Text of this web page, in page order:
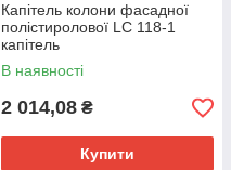
Капітель колони фасадної
полістиролової LC 118-1
капітель
В наявності
2 014,08 ₴
Купити